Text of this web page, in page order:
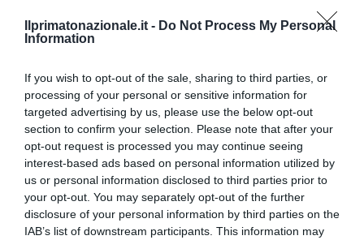
Ilprimatonazionale.it - Do Not Process My Personal
Information
If you wish to opt-out of the sale, sharing to third parties, or
processing of your personal or sensitive information for
targeted advertising by us, please use the below opt-out
section to confirm your selection. Please note that after your
opt-out request is processed you may continue seeing
interest-based ads based on personal information utilized by
us or personal information disclosed to third parties prior to
your opt-out. You may separately opt-out of the further
disclosure of your personal information by third parties on the
IAB’s list of downstream participants. This information may
L’immigrazione è l’ultimo rifugio degli incapaci: contro
l’economia delle braccia
27 Luglio 2026